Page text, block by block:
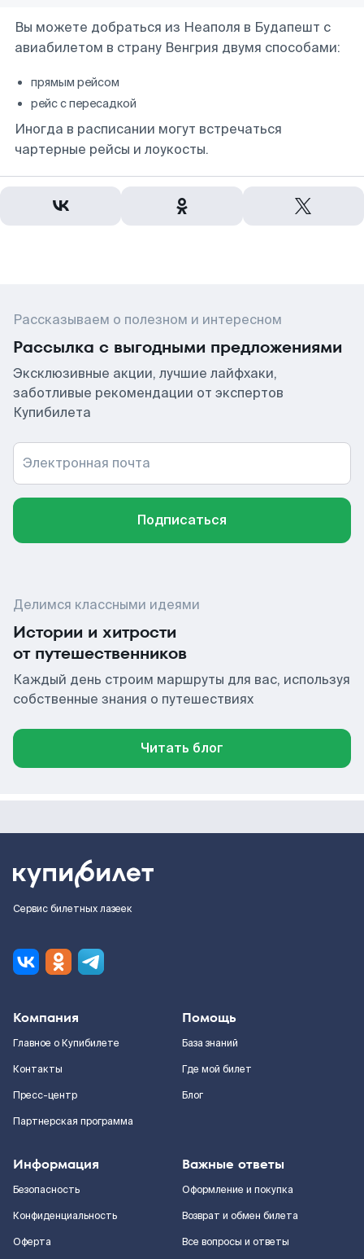
Вы можете добраться из Неаполя в Будапешт с
авиабилетом в страну Венгрия двумя способами:
прямым рейсом
рейс с пересадкой
Иногда в расписании могут встречаться
чартерные рейсы и лоукосты.
Рассказываем о полезном и интересном
Рассылка с выгодными предложениями
Эксклюзивные акции, лучшие лайфхаки,
заботливые рекомендации от экспертов
Купибилета
Электронная почта
Подписаться
Делимся классными идеями
Истории и хитрости
от путешественников
Каждый день строим маршруты для вас, используя
собственные знания о путешествиях
Читать блог
Сервис билетных лазеек
Компания
Главное о Купибилете
Контакты
Пресс-центр
Партнерская программа
Помощь
База знаний
Где мой билет
Блог
Информация
Безопасность
Конфиденциальность
Оферта
Важные ответы
Оформление и покупка
Возврат и обмен билета
Все вопросы и ответы